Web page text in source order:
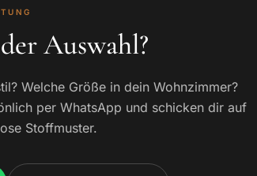
Auswahl?
Welche Größe in dein Wohnzimmer?
per WhatsApp und schicken dir auf
Stoffmuster.